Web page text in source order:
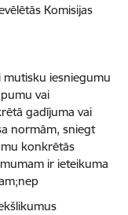
Komisijas
iesniegumu
vai
gadījuma vai
normām, sniegt
konkrētās
ir ieteikuma